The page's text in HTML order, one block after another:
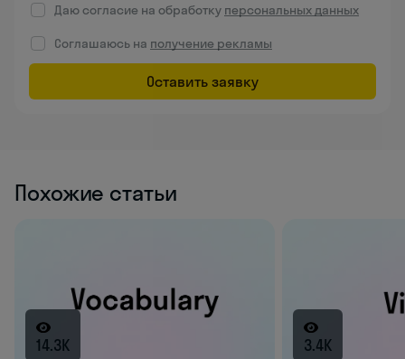
Даю согласие на обработку персональных данных
Соглашаюсь на получение рекламы
Оставить заявку
Похожие статьи
14.3K 3.4K